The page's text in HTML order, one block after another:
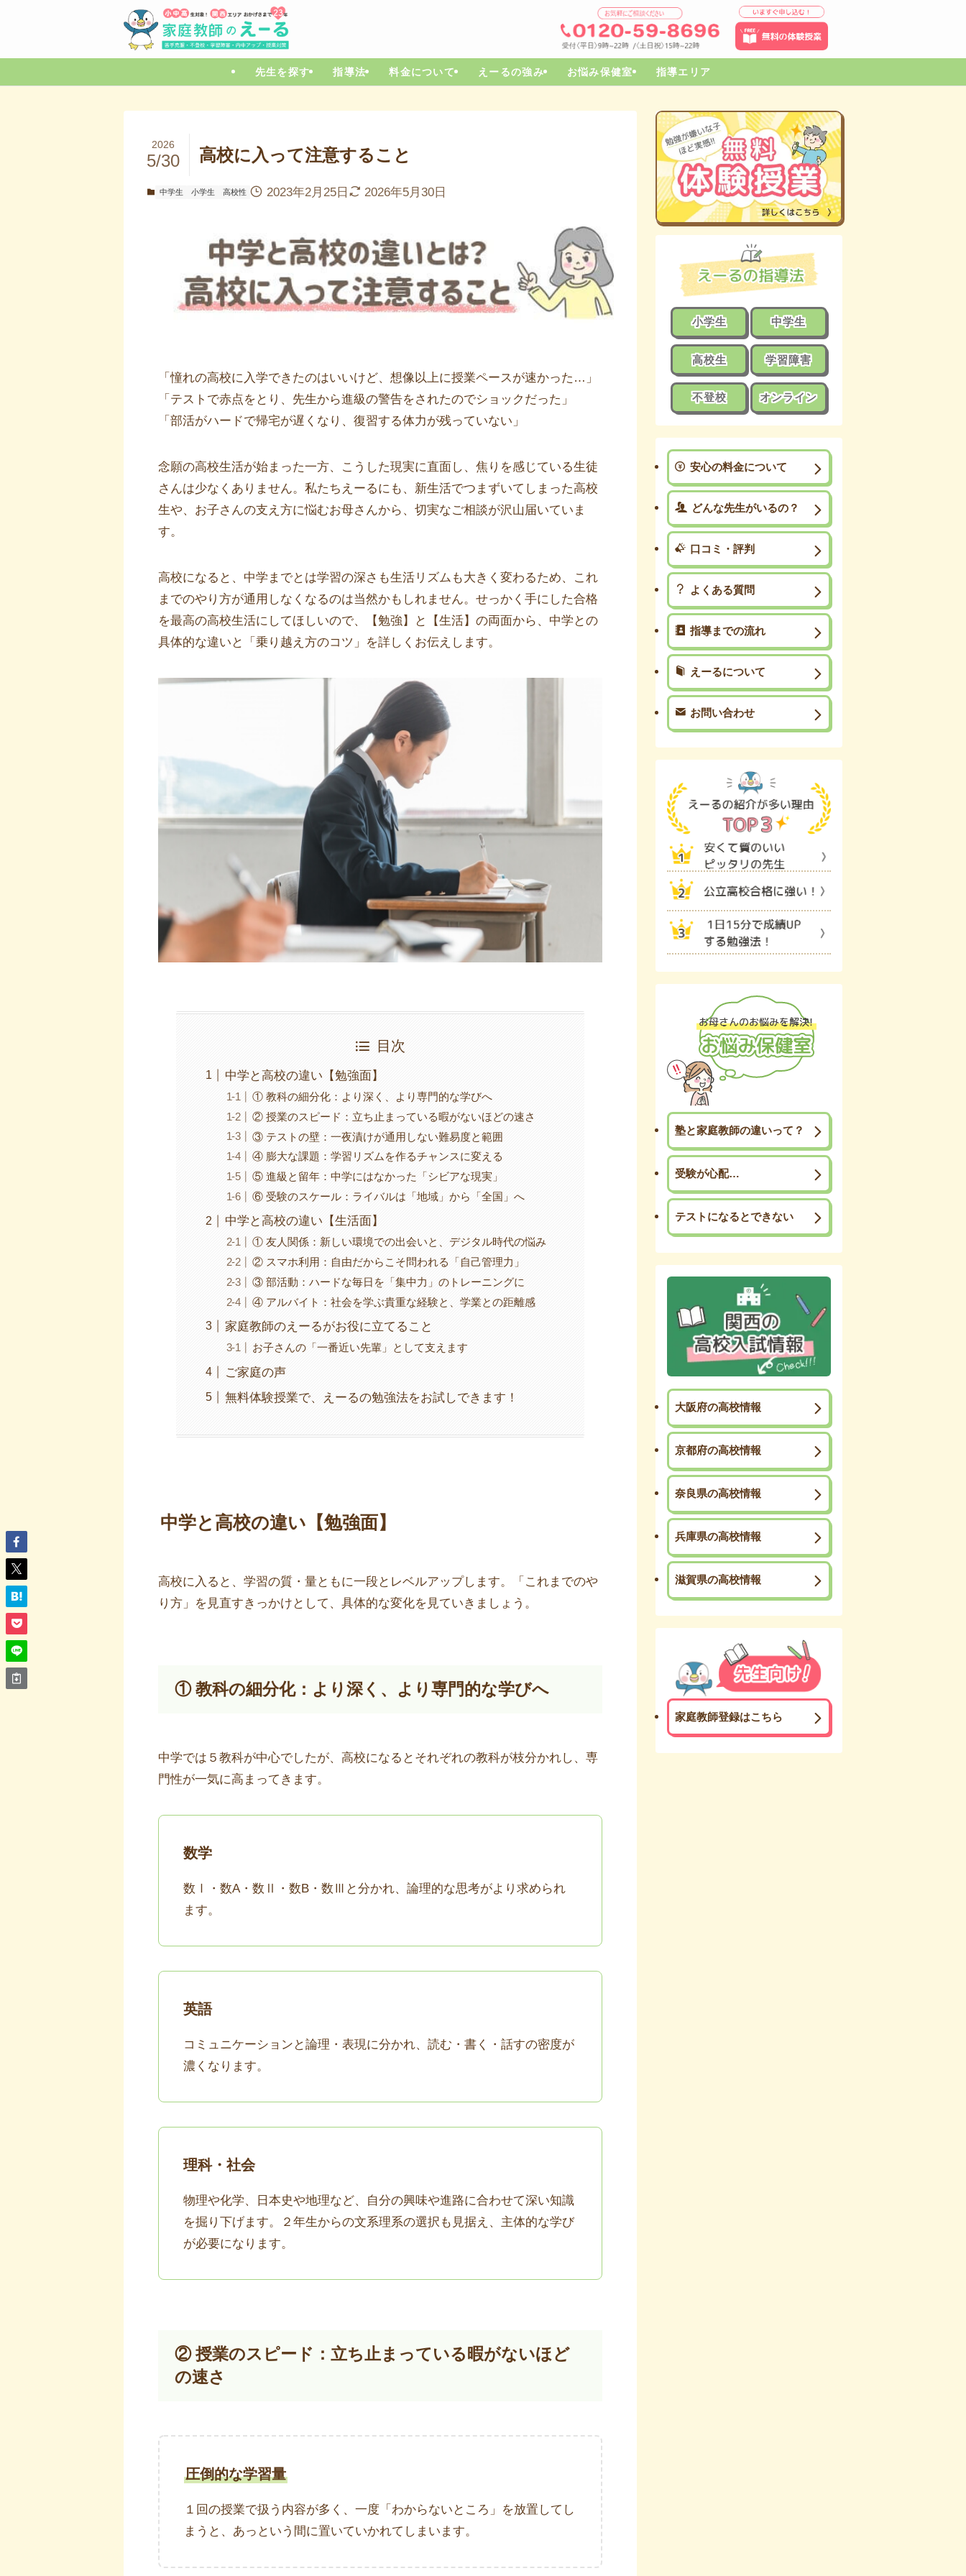
先生を探す 指導法 料金について えーるの強み お悩み保健室 指導エリア
高校に入って注意すること
2026
5/30
中学生 小学生 高校性 2023年2月25日 2026年5月30日
「憧れの高校に入学できたのはいいけど、想像以上に授業ペースが速かった…」
「テストで赤点をとり、先生から進級の警告をされたのでショックだった」
「部活がハードで帰宅が遅くなり、復習する体力が残っていない」
念願の高校生活が始まった一方、こうした現実に直面し、焦りを感じている生徒
さんは少なくありません。私たちえーるにも、新生活でつまずいてしまった高校
生や、お子さんの支え方に悩むお母さんから、切実なご相談が沢山届いていま
す。
高校になると、中学までとは学習の深さも生活リズムも大きく変わるため、これ
までのやり方が通用しなくなるのは当然かもしれません。せっかく手にした合格
を最高の高校生活にしてほしいので、【勉強】と【生活】の両面から、中学との
具体的な違いと「乗り越え方のコツ」を詳しくお伝えします。
目次
中学と高校の違い【勉強面】
① 教科の細分化：より深く、より専門的な学びへ
② 授業のスピード：立ち止まっている暇がないほどの速さ
③ テストの壁：一夜漬けが通用しない難易度と範囲
④ 膨大な課題：学習リズムを作るチャンスに変える
⑤ 進級と留年：中学にはなかった「シビアな現実」
⑥ 受験のスケール：ライバルは「地域」から「全国」へ
中学と高校の違い【生活面】
① 友人関係：新しい環境での出会いと、デジタル時代の悩み
② スマホ利用：自由だからこそ問われる「自己管理力」
③ 部活動：ハードな毎日を「集中力」のトレーニングに
④ アルバイト：社会を学ぶ貴重な経験と、学業との距離感
家庭教師のえーるがお役に立てること
お子さんの「一番近い先輩」として支えます
ご家庭の声
無料体験授業で、えーるの勉強法をお試しできます！
中学と高校の違い【勉強面】
高校に入ると、学習の質・量ともに一段とレベルアップします。「これまでのや
り方」を見直すきっかけとして、具体的な変化を見ていきましょう。
① 教科の細分化：より深く、より専門的な学びへ
中学では５教科が中心でしたが、高校になるとそれぞれの教科が枝分かれし、専
門性が一気に高まってきます。
数学
数Ⅰ・数A・数Ⅱ・数B・数Ⅲと分かれ、論理的な思考がより求められ
ます。
英語
コミュニケーションと論理・表現に分かれ、読む・書く・話すの密度が
濃くなります。
理科・社会
物理や化学、日本史や地理など、自分の興味や進路に合わせて深い知識
を掘り下げます。２年生からの文系理系の選択も見据え、主体的な学び
が必要になります。
② 授業のスピード：立ち止まっている暇がないほど
の速さ
圧倒的な学習量
１回の授業で扱う内容が多く、一度「わからないところ」を放置してし
まうと、あっという間に置いていかれてしまいます。
小学生 中学生
高校生 学習障害
不登校 オンライン
安心の料金について
どんな先生がいるの？
口コミ・評判
よくある質問
指導までの流れ
えーるについて
お問い合わせ
塾と家庭教師の違いって？
受験が心配…
テストになるとできない
大阪府の高校情報
京都府の高校情報
奈良県の高校情報
兵庫県の高校情報
滋賀県の高校情報
家庭教師登録はこちら